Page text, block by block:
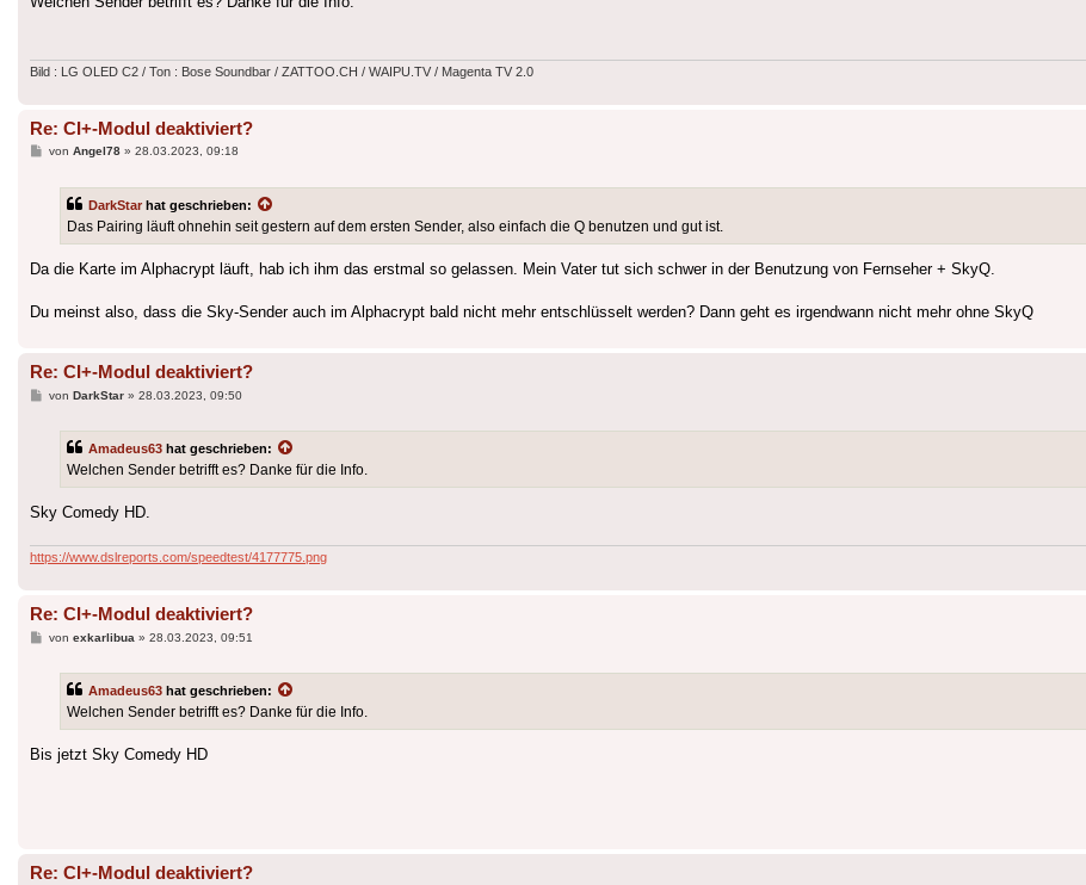
Bild : LG OLED C2 / Ton : Bose Soundbar / ZATTOO.CH / WAIPU.TV / Magenta TV 2.0
Re: CI+-Modul deaktiviert?
Beitrag
von Angel78» 28.03.2023, 09:18
DarkStar hat geschrieben:
Das Pairing läuft ohnehin seit gestern auf dem ersten Sender, also einfach die Q benutzen und gut ist.
Da die Karte im Alphacrypt läuft, hab ich ihm das erstmal so gelassen. Mein Vater tut sich schwer in der Benutzung von Fernseher + SkyQ.
Du meinst also, dass die Sky-Sender auch im Alphacrypt bald nicht mehr entschlüsselt werden? Dann geht es irgendwann nicht mehr ohne SkyQ
Re: CI+-Modul deaktiviert?
Beitrag
von DarkStar» 28.03.2023, 09:50
Amadeus63 hat geschrieben:
Welchen Sender betrifft es? Danke für die Info.
Sky Comedy HD.
https://www.dslreports.com/speedtest/4177775.png
Re: CI+-Modul deaktiviert?
Beitrag
von exkarlibua » 28.03.2023, 09:51
Amadeus63 hat geschrieben:
Welchen Sender betrifft es? Danke für die Info.
Bis jetzt Sky Comedy HD
Re: CI+-Modul deaktiviert?